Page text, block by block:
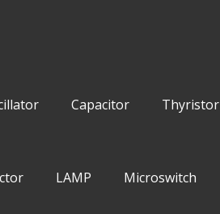
Thyristor
Capacitor
Microswitch
LAMP